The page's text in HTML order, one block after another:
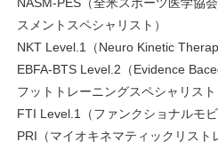
スメントスペシャリスト）
NKT Level.1（Neuro Kinetic
EBFA-BTS Level.2（Evidence
フットトレーニングスペシャリスト
FTI Level.1（ファンクショナルモビ
PRI（マイオキネマティックリスト